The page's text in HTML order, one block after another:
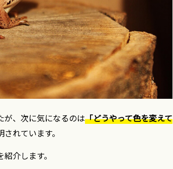
が、次に気になるのは「どうやって色を変えて
れています。
介します。